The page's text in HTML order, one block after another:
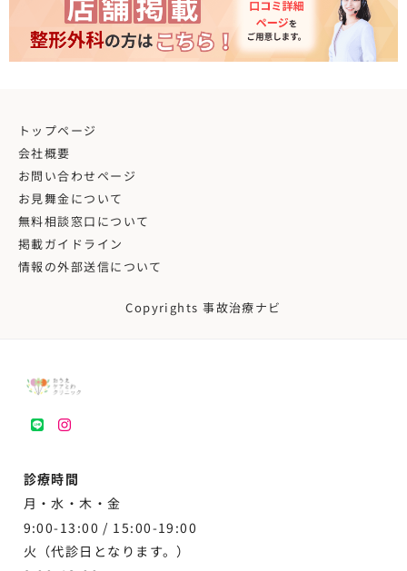
トップページ
会社概要
お問い合わせページ
お見舞金について
無料相談窓口について
掲載ガイドライン
情報の外部送信について
Copyrights 事故治療ナビ
LINEinstagram
診療時間
月・水・木・金
9:00-13:00 / 15:00-19:00
火（代診日となります。）